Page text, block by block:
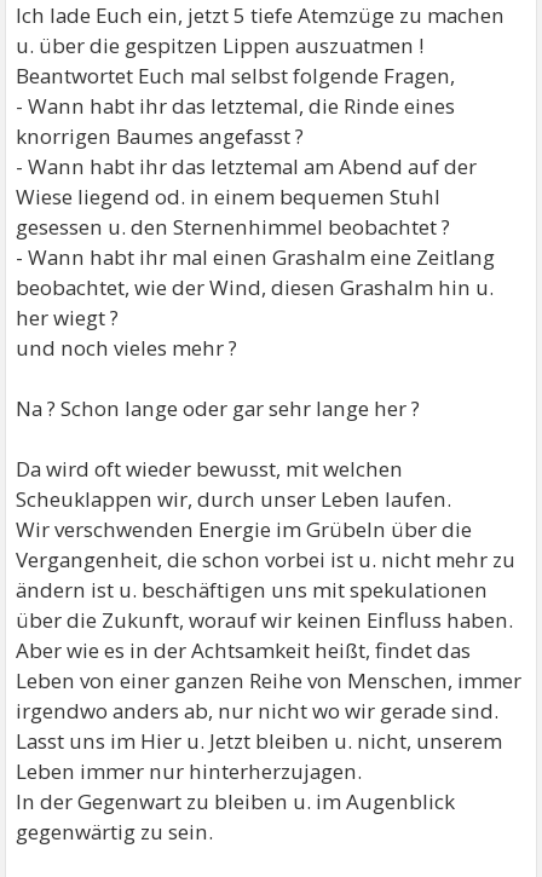
Ich lade Euch ein, jetzt 5 tiefe Atemzüge zu machen
u. über die gespitzen Lippen auszuatmen !
Beantwortet Euch mal selbst folgende Fragen,
- Wann habt ihr das letztemal, die Rinde eines
knorrigen Baumes angefasst ?
- Wann habt ihr das letztemal am Abend auf der
Wiese liegend od. in einem bequemen Stuhl
gesessen u. den Sternenhimmel beobachtet ?
- Wann habt ihr mal einen Grashalm eine Zeitlang
beobachtet, wie der Wind, diesen Grashalm hin u.
her wiegt ?
und noch vieles mehr ?
Na ? Schon lange oder gar sehr lange her ?
Da wird oft wieder bewusst, mit welchen
Scheuklappen wir, durch unser Leben laufen.
Wir verschwenden Energie im Grübeln über die
Vergangenheit, die schon vorbei ist u. nicht mehr zu
ändern ist u. beschäftigen uns mit spekulationen
über die Zukunft, worauf wir keinen Einfluss haben.
Aber wie es in der Achtsamkeit heißt, findet das
Leben von einer ganzen Reihe von Menschen, immer
irgendwo anders ab, nur nicht wo wir gerade sind.
Lasst uns im Hier u. Jetzt bleiben u. nicht, unserem
Leben immer nur hinterherzujagen.
In der Gegenwart zu bleiben u. im Augenblick
gegenwärtig zu sein.